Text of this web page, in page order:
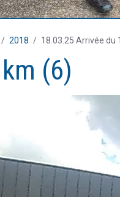
2018 18.03.25 Arrivée du
(6)